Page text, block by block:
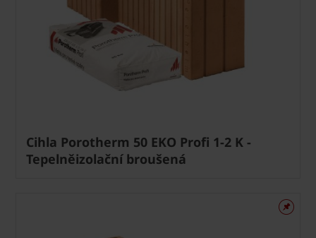
Cihla Porotherm 50 EKO Profi 1-2 K -
Tepelněizolační broušená